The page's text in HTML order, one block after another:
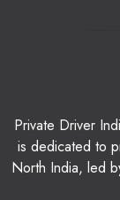
Private Driver
is dedicated to
North India, led